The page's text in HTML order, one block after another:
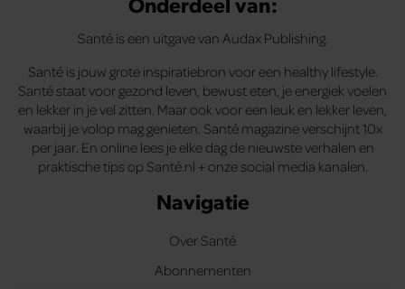
Santé is een uitgave van Audax Publishing.
Santé is jouw grote inspiratiebron voor een healthy lifestyle.
Santé staat voor gezond leven, bewust eten, je energiek voelen
en lekker in je vel zitten. Maar ook voor een leuk en lekker leven,
waarbij je volop mag genieten. Santé magazine verschijnt 10x
per jaar. En online lees je elke dag de nieuwste verhalen en
praktische tips op Santé.nl + onze social media kanalen.
Navigatie
Over Santé
Abonnementen